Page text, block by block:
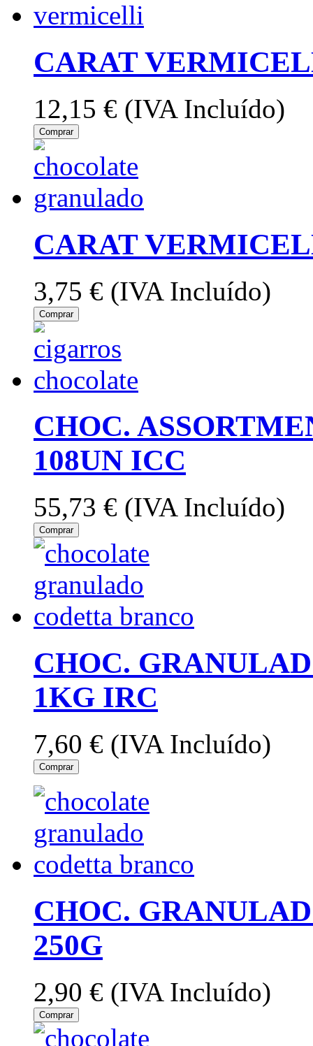
CARAT
12,15 € (IVA Incluído)
Comprar
CARAT
3,75 € (IVA Incluído)
Comprar
CHOC.
108UN ICC
55,73 € (IVA Incluído)
Comprar
CHOC.
1KG IRC
7,60 € (IVA Incluído)
Comprar
CHOC.
250G
2,90 € (IVA Incluído)
Comprar